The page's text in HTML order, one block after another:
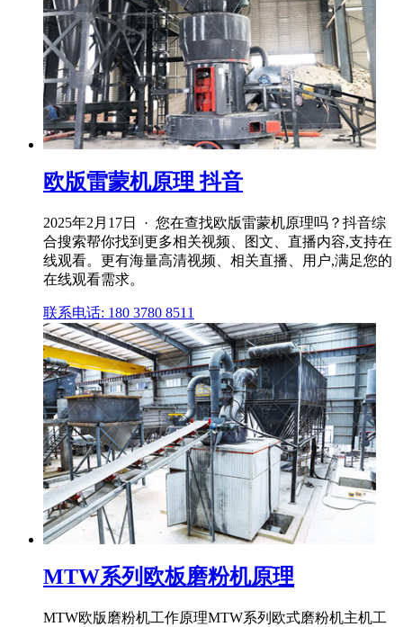
欧版雷蒙机原理 抖音
2025年2月17日 · 您在查找欧版雷蒙机原理吗？抖音综
合搜索帮你找到更多相关视频、图文、直播内容,支持在
线观看。更有海量高清视频、相关直播、用户,满足您的
在线观看需求。
联系电话: 180 3780 8511
MTW系列欧板磨粉机原理
MTW欧版磨粉机工作原理MTW系列欧式磨粉机主机工